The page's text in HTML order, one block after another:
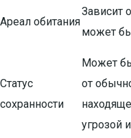
Ареал обитания
Зависит
может
Статус
сохранности
Может
от
угрозой